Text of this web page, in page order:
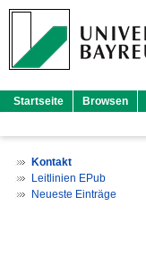
Startseite Browsen
Kontakt
Leitlinien EPub
Neueste Einträge